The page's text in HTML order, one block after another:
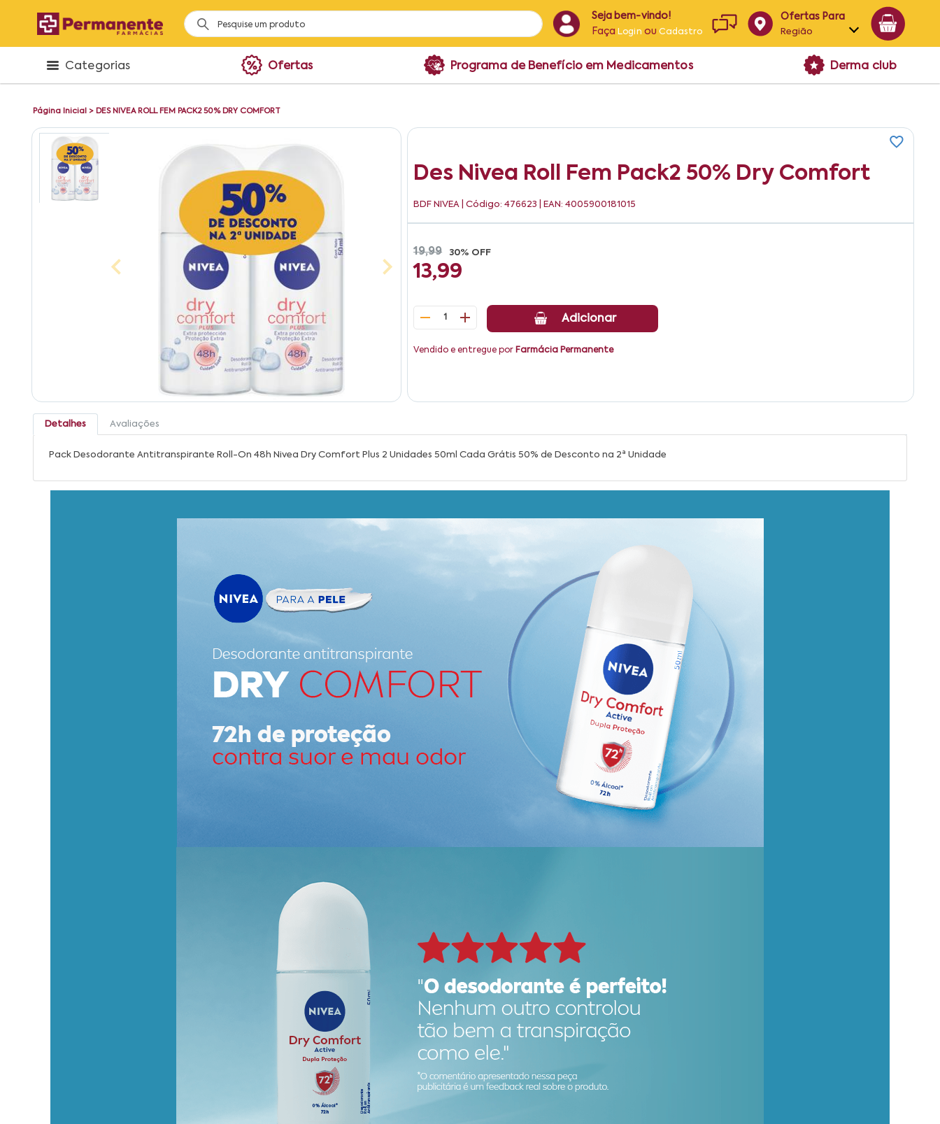
Seja bem-vindo!
Faça Login ouCadastro
Ofertas Para
Região
Alagoas
Categorias Ofertas Programa de Benefício em Medicamentos Derma club
Página Inicial > DES NIVEA ROLL FEM PACK2 50% DRY COMFORT
Des Nivea Roll Fem Pack2 50% Dry Comfort
BDF NIVEA | Código: 476623 | EAN: 4005900181015
19,99 30% OFF
13,99
1 Adicionar
Vendido e entregue por Farmácia Permanente
Detalhes Avaliações
Pack Desodorante Antitranspirante Roll-On 48h Nivea Dry Comfort Plus 2 Unidades 50ml Cada Grátis 50% de Desconto na 2ª Unidade